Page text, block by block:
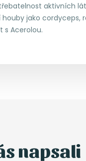
aktivních
jako cordyceps,
s Acerolou.
napsali